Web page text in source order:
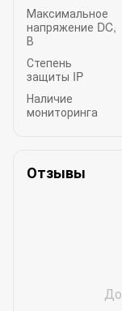
Максимальное
напряжение DC,
В
Степень
защиты IP
Наличие
мониторинга
Отзывы